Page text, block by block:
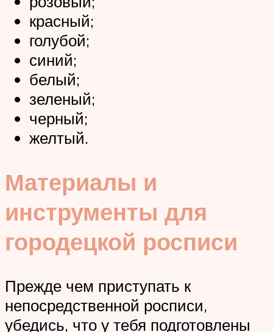
красный;
голубой;
синий;
белый;
зеленый;
черный;
желтый.
Материалы и
инструменты для
городецкой росписи
Прежде чем приступать к
непосредственной росписи,
убедись, что у тебя подготовлены